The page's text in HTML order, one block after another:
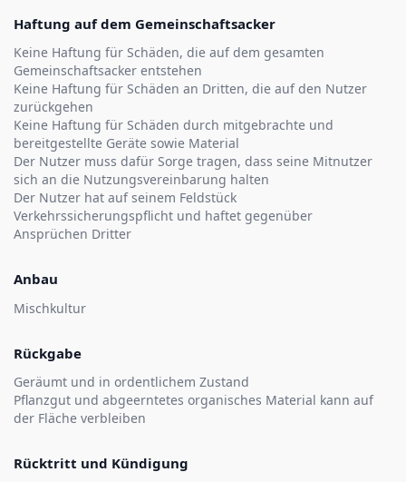
Haftung auf dem Gemeinschaftsacker
Keine Haftung für Schäden, die auf dem gesamten
Gemeinschaftsacker entstehen
Keine Haftung für Schäden an Dritten, die auf den Nutzer
zurückgehen
Keine Haftung für Schäden durch mitgebrachte und
bereitgestellte Geräte sowie Material
Der Nutzer muss dafür Sorge tragen, dass seine Mitnutzer
sich an die Nutzungsvereinbarung halten
Der Nutzer hat auf seinem Feldstück
Verkehrssicherungspflicht und haftet gegenüber
Ansprüchen Dritter
Anbau
Mischkultur
Rückgabe
Geräumt und in ordentlichem Zustand
Pflanzgut und abgeerntetes organisches Material kann auf
der Fläche verbleiben
Rücktritt und Kündigung